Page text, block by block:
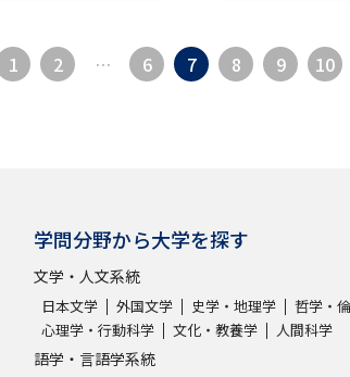
1 2 … 6 7 8 9 10
学問分野から大学を探す
文学・人文系統
日本文学 外国文学 史学・地理学
哲学・
心理学・行動科学
文化・教養学 人間科学
語学・言語学系統